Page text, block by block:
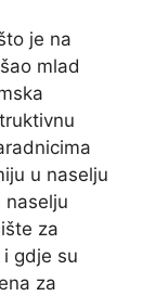
je na
mlad
u naselju
naselju
za
gdje su
za